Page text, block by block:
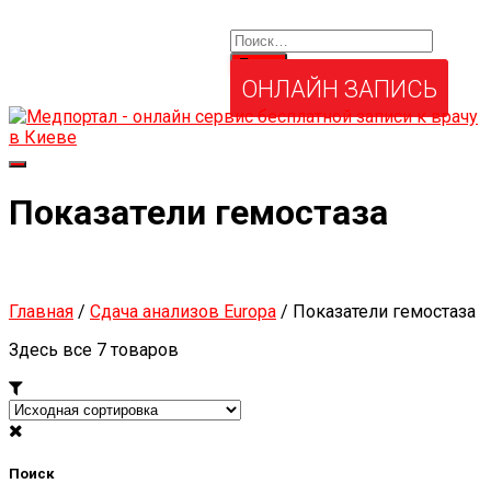
ОНЛАЙН ЗАПИСЬ
Переключить
Показатели гемостаза
Главная / Сдача анализов Europa / Показатели гемостаза
Здесь все 7 товаров
Поиск